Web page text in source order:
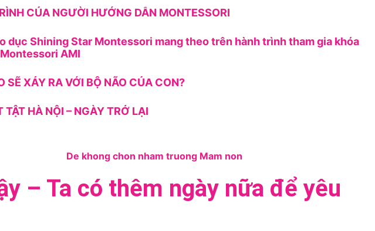
CỦA NGƯỜI HƯỚNG DẪN MONTESSORI
dục Shining Star Montessori mang theo trên hành trình tham gia khóa
AMI
SẼ XẢY RA VỚI BỘ NÃO CỦA CON?
HÀ NỘI – NGÀY TRỞ LẠI
– Ta có thêm ngày nữa để yêu